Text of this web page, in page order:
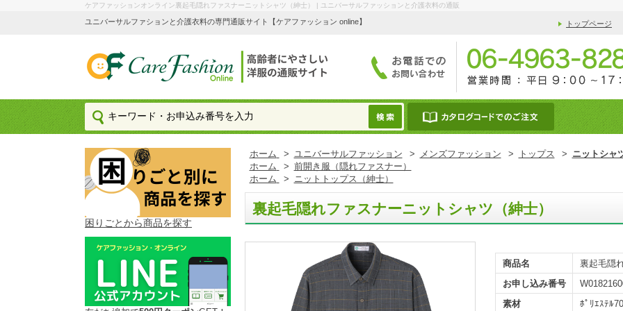
ケアファッションオンライン裏起毛隠れファスナーニットシャツ（紳士） | ユニバーサルファッションと介護衣料の通販
ユニバーサルファションと介護衣料の専門通販サイト【ケアファッション online】 トップページ
困りごとから商品を探す
ホーム > ユニバーサルファッション > メンズファッション > トップス > ニットシャ
ホーム
> 前開き服（隠れファスナー）
ホーム
> ニットトップス（紳士）
裏起毛隠れファスナーニットシャツ（紳士）
商品名
裏起毛隠
お申し込み番号
素材
ﾎﾟﾘｴｽﾃﾙ